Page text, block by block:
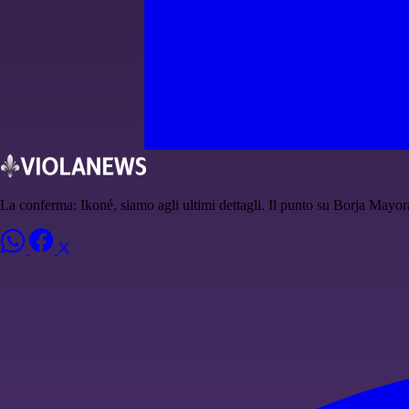
La conferma: Ikoné, siamo agli ultimi dettagli. Il punto su Borja